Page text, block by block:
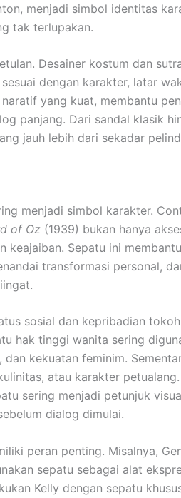
menjadi simbol identitas
tak terlupakan.
Desainer kostum dan
dengan karakter, latar
yang kuat, membantu
panjang. Dari sandal klasik
jauh lebih dari sekadar
menjadi simbol karakter.
of Oz (1939) bukan hanya
keajaiban. Sepatu ini membantu
transformasi personal,
sosial dan kepribadian
hak tinggi wanita sering
kekuatan feminim.
atau karakter petualang.
sering menjadi petunjuk
dialog dimulai.
peran penting. Misalnya,
sepatu sebagai alat
Kelly dengan sepatu